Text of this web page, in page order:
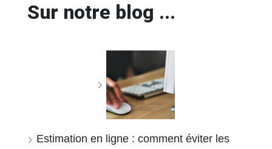
Sur notre blog ...
Estimation en ligne : comment éviter les